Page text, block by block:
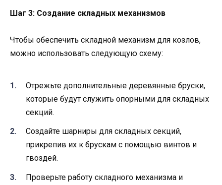
Шаг 3: Создание складных механизмов
Чтобы обеспечить складной механизм для козлов,
можно использовать следующую схему:
Отрежьте дополнительные деревянные бруски,
которые будут служить опорными для складных
секций.
Создайте шарниры для складных секций,
прикрепив их к брускам с помощью винтов и
гвоздей.
Проверьте работу складного механизма и